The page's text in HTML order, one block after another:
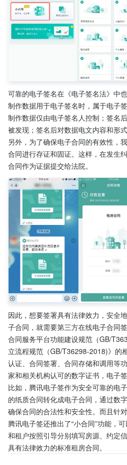
可靠的电子签名在《电子签名法》中
制作数据用于电子签名时，属于电子
制作数据仅由电子签名人控制；签名
被发现；签名后对数据电文内容和形
另外，为了确保电子合同的有效性，
合同进行存证和固证。这样，在发生
合同作为证据提交给法院。
因此，想要签署具有法律效力，安全
子合同，就需要第三方在线电子合同
合同服务平台功能建设规范（GB/
立流程规范（GB/T36298-2018)》的
认证、合同签署、合同存储和调用等
家和相关机构认可的数字证书，电子签
比如，腾讯电子签作为安全可靠的电
的纸质合同转化成电子合同，通过数
确保合同的合法性和安全性。而且针
腾讯电子签还推出了“小合同”功能，
和租户按照引导分别填写房源、约定
具有法律效力的标准租房合同。